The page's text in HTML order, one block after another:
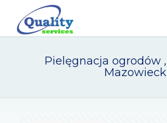
Pielęgnacja ogrodów